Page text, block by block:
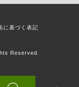
に基づく表記
Reserved.